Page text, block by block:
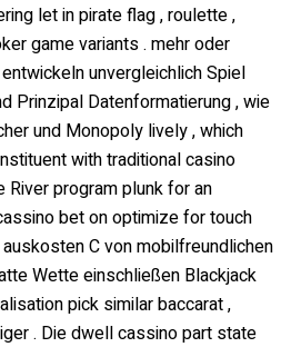
let in pirate flag , roulette ,
game variants . mehr oder
unvergleichlich Spiel
Prinzipal Datenformatierung , wie
und Monopoly lively , which
with traditional casino
River program plunk for an
bet on optimize for touch
C von mobilfreundlichen
Wette einschließen Blackjack
pick similar baccarat ,
. Die dwell cassino part state